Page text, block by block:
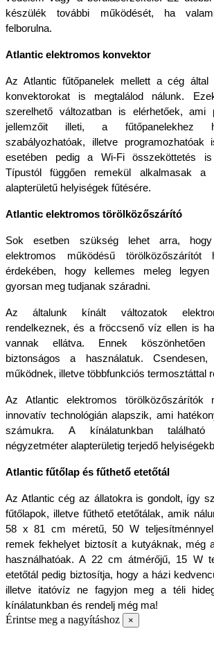
készülék további működését, ha
felborulna.
Atlantic elektromos konvektor
Az Atlantic fűtőpanelek mellett a cég által
konvektorokat is megtalálod nálunk.
szerelhető változatban is elérhetőek, ami
jellemzőit illeti, a fűtőpanelekhez
szabályozhatóak, illetve programozhatóak
esetében pedig a Wi-Fi összeköttetés is
Típustól függően remekül alkalmasak a
alapterületű helyiségek fűtésére.
Atlantic elektromos törölközőszárító
Sok esetben szükség lehet arra,
elektromos működésű törölközőszárítót
érdekében, hogy kellemes meleg
gyorsan meg tudjanak száradni.
Az általunk kínált változatok
rendelkeznek, és a fröccsenő víz ellen is
vannak ellátva. Ennek köszönhetően
biztonságos a használatuk. Csendesen,
működnek, illetve többfunkciós termosztáttal
Az Atlantic elektromos törölközőszárítók
innovatív technológián alapszik, ami
számukra. A kínálatunkban
négyzetméter alapterületig terjedő
Atlantic fűtőlap és fűthető etetőtál
Az Atlantic cég az állatokra is gondolt, így
fűtőlapok, illetve fűthető etetőtálak, amik
58 x 81 cm méretű, 50 W teljesítménnyel
remek fekhelyet biztosít a kutyáknak, még
használhatóak. A 22 cm átmérőjű, 15 W
etetőtál pedig biztosítja, hogy a házi
illetve itatóvíz ne fagyjon meg a téli
kínálatunkban és rendelj még ma!
Érintse meg a nagyításhoz ×